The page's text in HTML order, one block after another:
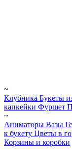
~
Клубника Букеты
капкейки Фуршет
~
Аниматоры Вазы
к букету Цветы в
Корзины и коробки